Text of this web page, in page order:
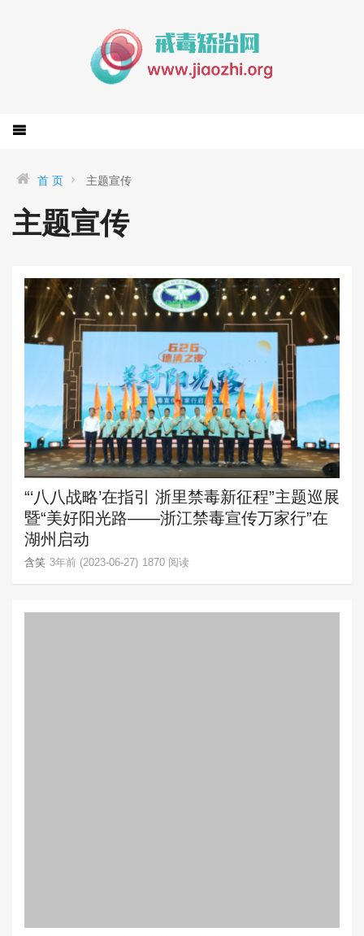
首 页 主题宣传
主题宣传
“‘八八战略’在指引 浙里禁毒新征程”主题巡展
暨“美好阳光路——浙江禁毒宣传万家行”在
湖州启动
含笑 3年前 (2023-06-27) 1870 阅读